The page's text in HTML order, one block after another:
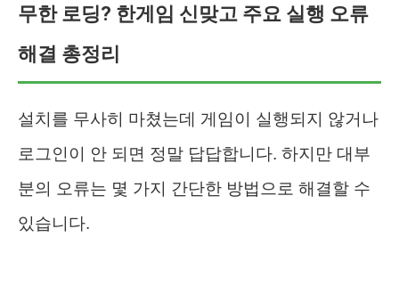
무한 로딩? 한게임 신맞고 주요 실행 오류
해결 총정리
설치를 무사히 마쳤는데 게임이 실행되지 않거나
로그인이 안 되면 정말 답답합니다. 하지만 대부
분의 오류는 몇 가지 간단한 방법으로 해결할 수
있습니다.